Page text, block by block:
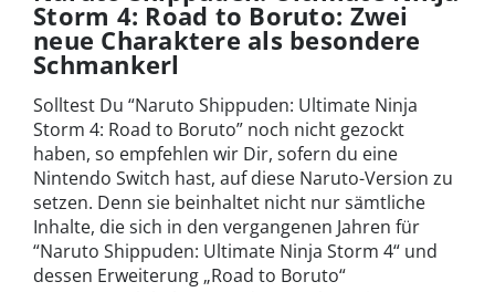
Storm 4: Road to Boruto: Zwei
neue Charaktere als besondere
Schmankerl
Solltest Du “Naruto Shippuden: Ultimate Ninja
Storm 4: Road to Boruto” noch nicht gezockt
haben, so empfehlen wir Dir, sofern du eine
Nintendo Switch hast, auf diese Naruto-Version zu
setzen. Denn sie beinhaltet nicht nur sämtliche
Inhalte, die sich in den vergangenen Jahren für
“Naruto Shippuden: Ultimate Ninja Storm 4“ und
dessen Erweiterung „Road to Boruto“